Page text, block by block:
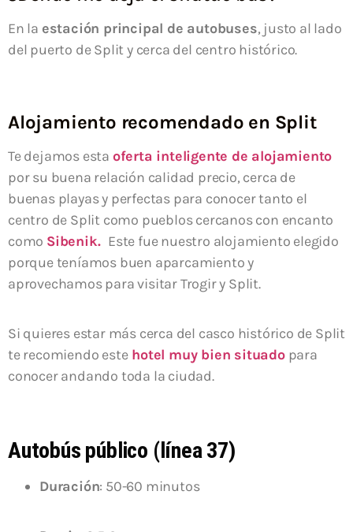
En la estación principal de autobuses, justo al lado
del puerto de Split y cerca del centro histórico.
Alojamiento recomendado en Split
Te dejamos esta oferta inteligente de alojamiento
por su buena relación calidad precio, cerca de
buenas playas y perfectas para conocer tanto el
centro de Split como pueblos cercanos con encanto
como Sibenik. Este fue nuestro alojamiento elegido
porque teníamos buen aparcamiento y
aprovechamos para visitar Trogir y Split.
Si quieres estar más cerca del casco histórico de Split
te recomiendo estehotel muy bien situadopara
conocer andando toda la ciudad.
Autobús público (línea 37)
Duración: 50-60 minutos